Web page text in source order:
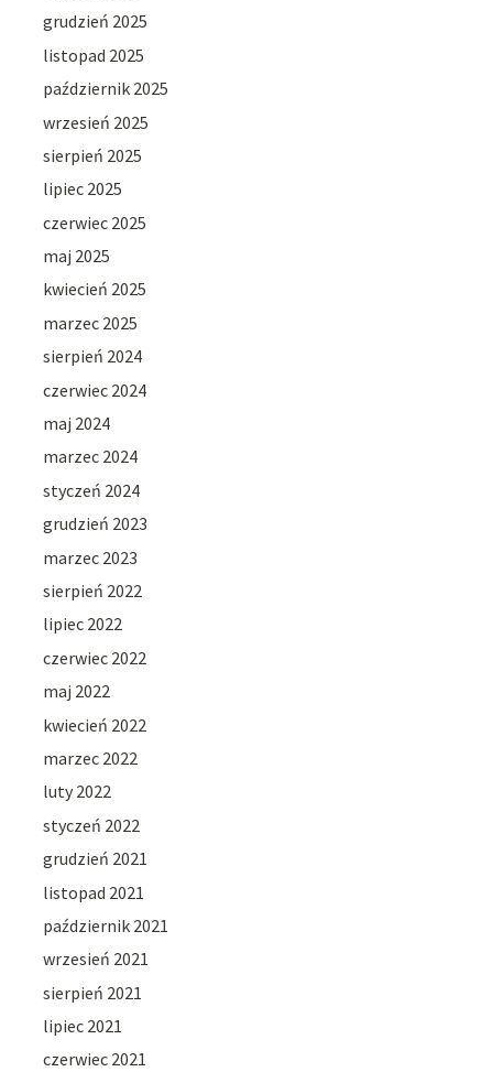
grudzień 2025
listopad 2025
październik 2025
wrzesień 2025
sierpień 2025
lipiec 2025
czerwiec 2025
maj 2025
kwiecień 2025
marzec 2025
sierpień 2024
czerwiec 2024
maj 2024
marzec 2024
styczeń 2024
grudzień 2023
marzec 2023
sierpień 2022
lipiec 2022
czerwiec 2022
maj 2022
kwiecień 2022
marzec 2022
luty 2022
styczeń 2022
grudzień 2021
listopad 2021
październik 2021
wrzesień 2021
sierpień 2021
lipiec 2021
czerwiec 2021